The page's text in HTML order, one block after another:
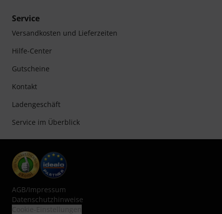
Service
Versandkosten und Lieferzeiten
Hilfe-Center
Gutscheine
Kontakt
Ladengeschäft
Service im Überblick
AGB/Impressum
Datenschutzhinweise